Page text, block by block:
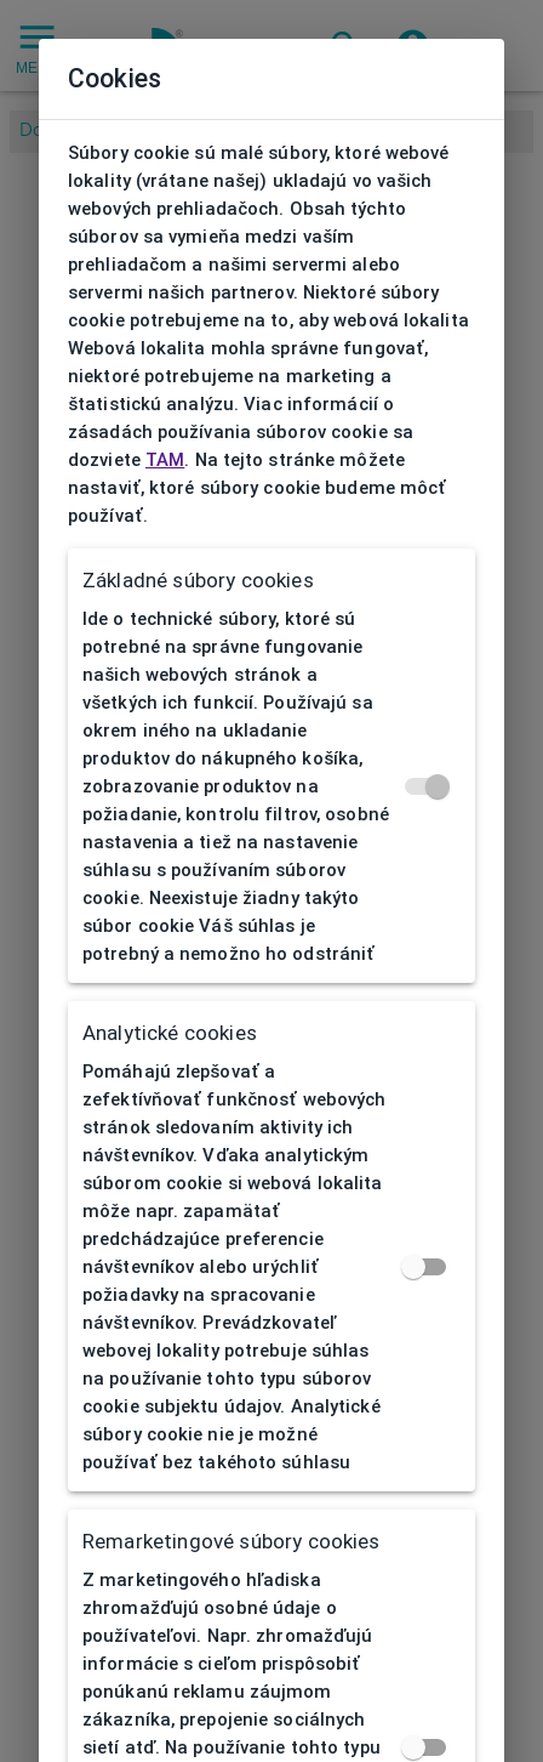
MENU
Domov
404| Nenájdené
Cookies
Súbory cookie sú malé súbory, ktoré webové
lokality (vrátane našej) ukladajú vo vašich
webových prehliadačoch. Obsah týchto
súborov sa vymieňa medzi vaším
prehliadačom a našimi servermi alebo
servermi našich partnerov. Niektoré súbory
cookie potrebujeme na to, aby webová lokalita
Webová lokalita mohla správne fungovať,
niektoré potrebujeme na marketing a
štatistickú analýzu. Viac informácií o
zásadách používania súborov cookie sa
dozviete TAM. Na tejto stránke môžete
nastaviť, ktoré súbory cookie budeme môcť
používať.
Základné súbory cookies
Ide o technické súbory, ktoré sú
potrebné na správne fungovanie
našich webových stránok a
všetkých ich funkcií. Používajú sa
okrem iného na ukladanie
produktov do nákupného košíka,
zobrazovanie produktov na
požiadanie, kontrolu filtrov, osobné
nastavenia a tiež na nastavenie
súhlasu s používaním súborov
cookie. Neexistuje žiadny takýto
súbor cookie Váš súhlas je
potrebný a nemožno ho odstrániť
Analytické cookies
Pomáhajú zlepšovať a
zefektívňovať funkčnosť webových
stránok sledovaním aktivity ich
návštevníkov. Vďaka analytickým
súborom cookie si webová lokalita
môže napr. zapamätať
predchádzajúce preferencie
návštevníkov alebo urýchliť
požiadavky na spracovanie
návštevníkov. Prevádzkovateľ
webovej lokality potrebuje súhlas
na používanie tohto typu súborov
cookie subjektu údajov. Analytické
súbory cookie nie je možné
používať bez takéhoto súhlasu
Remarketingové súbory cookies
Z marketingového hľadiska
zhromažďujú osobné údaje o
používateľovi. Napr. zhromažďujú
informácie s cieľom prispôsobiť
ponúkanú reklamu záujmom
zákazníka, prepojenie sociálnych
sietí atď. Na používanie tohto typu